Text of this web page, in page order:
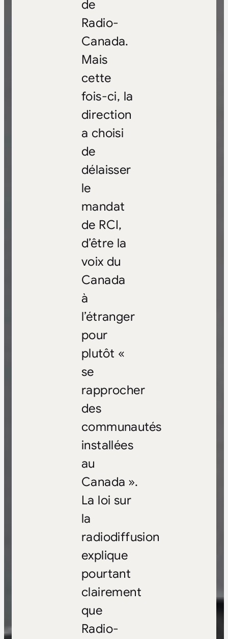
de
Radio-
Canada.
Mais
cette
fois-ci, la
direction
a choisi
de
délaisser
le
mandat
de RCI,
d’être la
voix du
Canada
à
l’étranger
pour
plutôt «
se
rapprocher
des
communautés
installées
au
Canada ».
La loi sur
la
radiodiffusion
explique
pourtant
clairement
que
Radio-